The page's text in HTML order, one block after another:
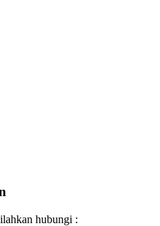
hubungi :